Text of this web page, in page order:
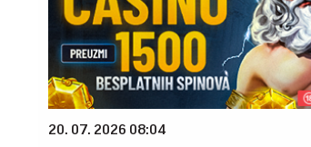
20. 07. 2026 08:04